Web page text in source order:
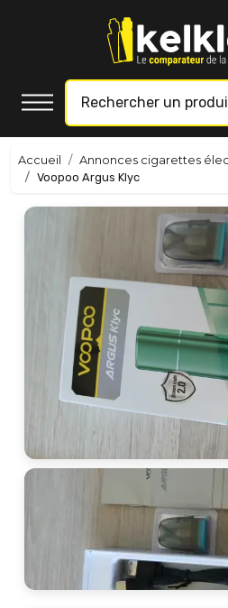
Accueil
Annonces cigarettes
Voopoo Argus Klyc